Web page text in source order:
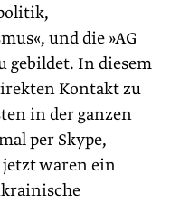
und die »AG
gebildet. In diesem
Kontakt zu
in der ganzen
per Skype,
waren ein